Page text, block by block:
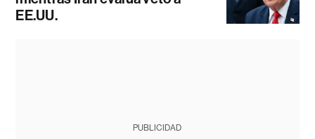
EE.UU.
PUBLICIDAD